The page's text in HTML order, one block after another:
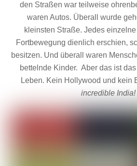
den Straßen war teilweise
waren Autos. Überall wurde
kleinsten Straße. Jedes
Fortbewegung dienlich erschien,
besitzen. Und überall waren
bettelnde Kinder. Aber das ist
Leben. Kein Hollywood und kein
incredible India!